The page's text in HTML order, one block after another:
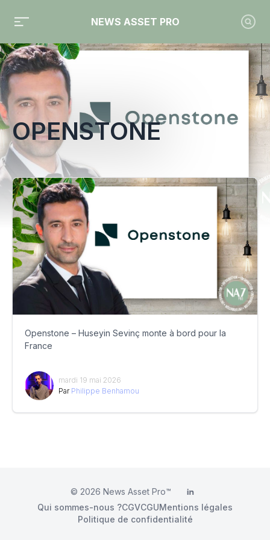
NEWS ASSET PRO
Toute l'actualité sur le tag "Openstone"
OPENSTONE
Openstone – Huseyin Sevinç monte à bord pour la
France
mardi 19 mai 2026
Par Philippe Benhamou
© 2026 News Asset Pro™ LinkedIn
Qui sommes-nous ?CGVCGUMentions légales
Politique de confidentialité